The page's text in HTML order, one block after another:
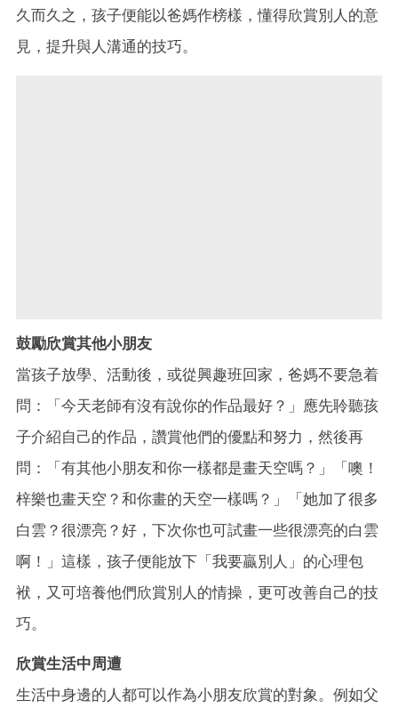
久而久之，孩子便能以爸媽作榜樣，懂得欣賞別人的意
見，提升與人溝通的技巧。
鼓勵欣賞其他小朋友
當孩子放學、活動後，或從興趣班回家，爸媽不要急着
問：「今天老師有沒有說你的作品最好？」應先聆聽孩
子介紹自己的作品，讚賞他們的優點和努力，然後再
問：「有其他小朋友和你一樣都是畫天空嗎？」「噢！
梓樂也畫天空？和你畫的天空一樣嗎？」「她加了很多
白雲？很漂亮？好，下次你也可試畫一些很漂亮的白雲
啊！」這樣，孩子便能放下「我要贏別人」的心理包
袱，又可培養他們欣賞別人的情操，更可改善自己的技
巧。
欣賞生活中周遭
生活中身邊的人都可以作為小朋友欣賞的對象。例如父